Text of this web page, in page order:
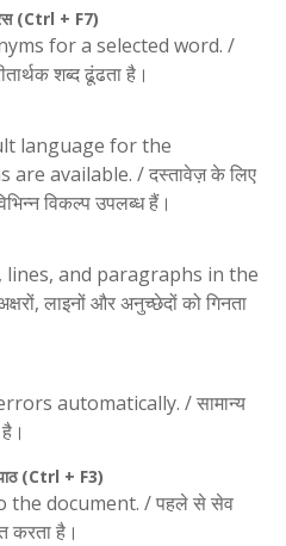
(Ctrl + F7)
for a selected word. /
शब्द ढूंढता है।
language for the
available. / दस्तावेज़ के लिए
विकल्प उपलब्ध हैं।
and paragraphs in the
लाइनों और अनुच्छेदों को गिनता
automatically. / सामान्य
(Ctrl + F3)
the document. / पहले से सेव
करता है।